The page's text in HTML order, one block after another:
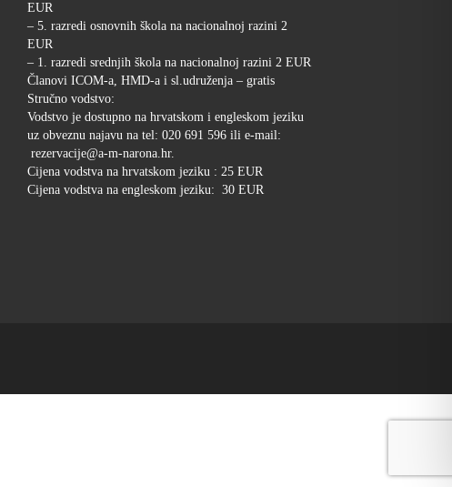
EUR
– 5. razredi osnovnih škola na nacionalnoj razini 2
EUR
– 1. razredi srednjih škola na nacionalnoj razini 2 EUR
Članovi ICOM-a, HMD-a i sl.udruženja – gratis
Stručno vodstvo:
Vodstvo je dostupno na hrvatskom i engleskom jeziku
uz obveznu najavu na tel: 020 691 596 ili e-mail:
rezervacije@a-m-narona.hr.
Cijena vodstva na hrvatskom jeziku : 25 EUR
Cijena vodstva na engleskom jeziku: 30 EUR